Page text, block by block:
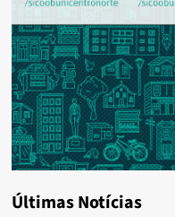
Últimas Notícias